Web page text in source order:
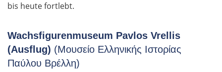
bis heute fortlebt.
Wachsfigurenmuseum Pavlos Vrellis
(Ausflug) (Μουσείο Ελληνικής Ιστορίας
Παύλου Βρέλλη)